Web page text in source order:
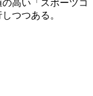
高い「スポーツコ
つつある。